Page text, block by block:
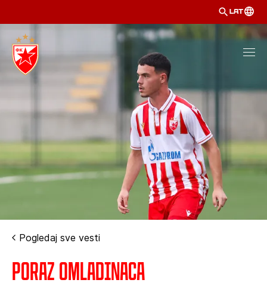
LAT
Pogledaj sve vesti
Poraz omladinaca